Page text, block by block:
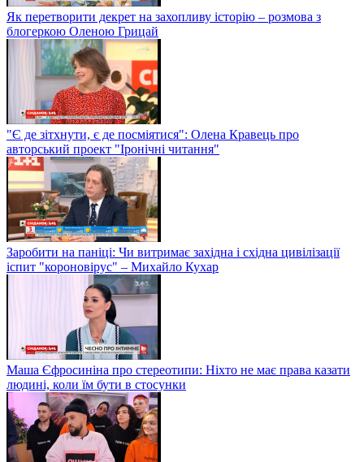
Як перетворити декрет на захопливу історію – розмова з
блогеркою Оленою Грицай
"Є де зітхнути, є де посміятися": Олена Кравець про
авторський проект "Іронічні читання"
Заробити на паніці: Чи витримає західна і східна цивілізації
іспит "короновірус" – Михайло Кухар
Маша Єфросиніна про стереотипи: Ніхто не має права казати
людині, коли їм бути в стосунки